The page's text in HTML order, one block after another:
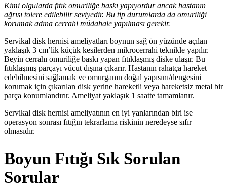
Kimi olgularda fıtık omuriliğe baskı yapıyordur ancak hastanın
ağrısı tolere edilebilir seviyedir. Bu tip durumlarda da omuriliği
korumak adına cerrahi müdahale yapılması gerekir.
Servikal disk hernisi ameliyatları boynun sağ ön yüzünde açılan
yaklaşık 3 cm’lik küçük kesilerden mikrocerrahi teknikle yapılır.
Beyin cerrahı omuriliğe baskı yapan fıtıklaşmış diske ulaşır. Bu
fıtıklaşmış parçayı vücut dışına çıkarır. Hastanın rahatça hareket
edebilmesini sağlamak ve omurganın doğal yapısını/dengesini
korumak için çıkarılan disk yerine hareketli veya hareketsiz metal bir
parça konumlandırır. Ameliyat yaklaşık 1 saatte tamamlanır.
Servikal disk hernisi ameliyatının en iyi yanlarından biri ise
operasyon sonrası fıtığın tekrarlama riskinin neredeyse sıfır
olmasıdır.
Boyun Fıtığı Sık Sorulan
Sorular